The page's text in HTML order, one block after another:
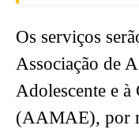
Os serviços
Associação de
Adolescente e à
(AAMAE), por